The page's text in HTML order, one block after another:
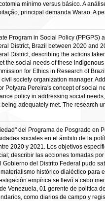
mínimo versus básico. A
principal demanda Warao. A
Program in Social Policy (PPGPS)
District, Brazil between 2020 and
District, describing the actions
the social needs of these
for Ethics in Research of
society organization manager.
Pereira's concept of social
policy in addressing social
adequately met. The research
del Programa de Posgrado en
sociales en el ámbito de la
2020 y 2021. Los objetivos
describir las acciones tomadas
del Distrito Federal pudo
histórico dialéctico para
empírica se llevó a cabo
Venezuela, 01 gerente de política
como diarios de campo y